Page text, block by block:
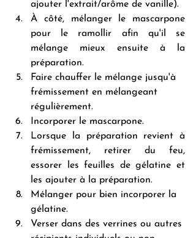
ajouter l'extrait/arôme de vanille).
À côté, mélanger le mascarpone
pour le ramollir afin qu'il se
mélange mieux ensuite à la
préparation.
Faire chauffer le mélange jusqu'à
frémissement en mélangeant
régulièrement.
Incorporer le mascarpone.
Lorsque la préparation revient à
frémissement, retirer du feu,
essorer les feuilles de gélatine et
les ajouter à la préparation.
Mélanger pour bien incorporer la
gélatine.
Verser dans des verrines ou autres